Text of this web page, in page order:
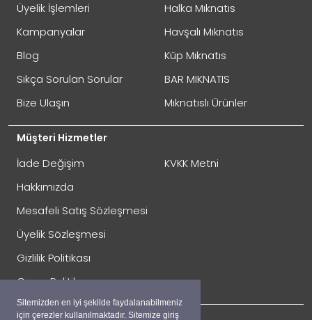
Sitemizden en iyi şekilde faydalanabilmeniz
için çerezler kullanılmaktadır. Sitemize giriş
Oylama
Kötü
İade Gönderimi Nasıl Yapılır?
Üyelik İşlemleri
Kampanyalar
Blog
Sıkça Sorulan Sorular
Bize Ulaşın
Müşteri Hizmetler
İade Değişim
Hakkımızda
Mesafeli Satış Sözleşmesi
Üyelik Sözleşmesi
Gizlilik Politikası
Çerez Politikası
KVKK Metni
Halka Mıknatıs
Havşalı Mıknatıs
Küp Mıknatıs
BAR MIKNATIS
Mıknatıslı Ürünler